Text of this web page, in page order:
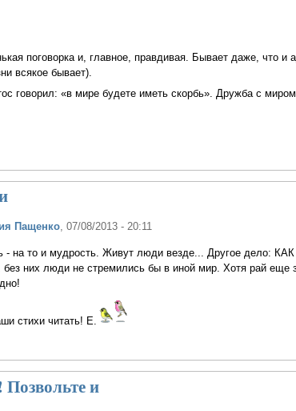
поговорка и, главное, правдивая. Бывает даже, что и
всякое бывает).
говорил: «в мире будете иметь скорбь». Дружба с
Пащенко, 07/08/2013 - 20:11
- на то и мудрость. Живут люди везде... Другое дело:
без них люди не стремились бы в иной мир. Хотя рай еще
стихи читать! Е.
и